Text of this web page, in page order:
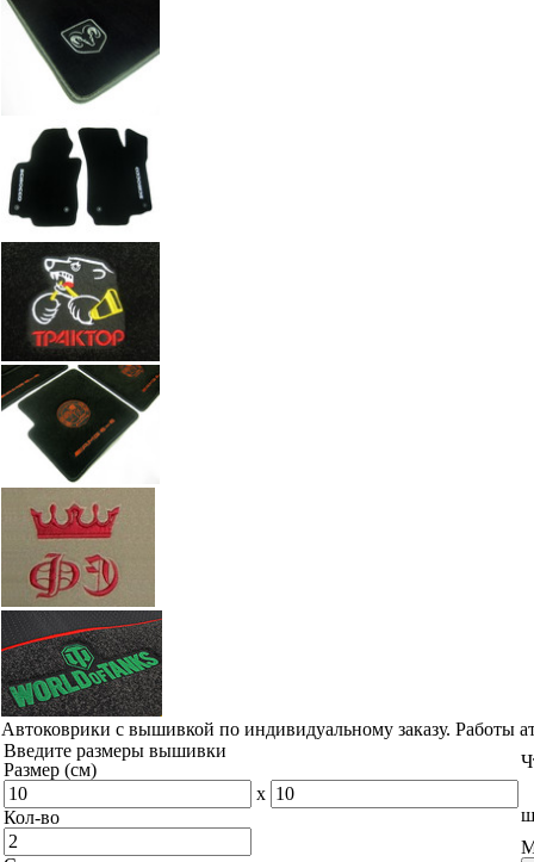
Автоковрики с вышивкой по индивидуальному заказу. Работы
Введите размеры вышивки
Размер (см)
x
Кол-во